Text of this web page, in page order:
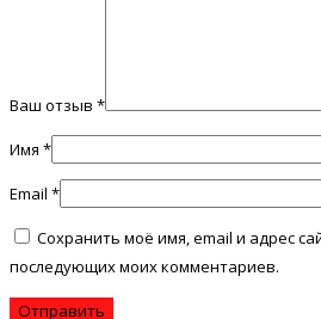
Ваш отзыв *
Имя *
Email *
Сохранить моё имя, email и адрес
последующих моих комментариев.